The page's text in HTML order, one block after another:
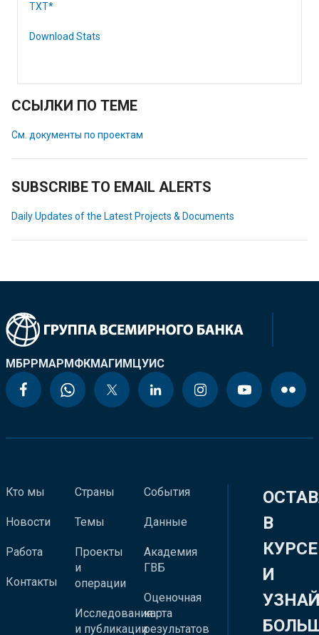
TXT*
Download Stats
ССЫЛКИ ПО ТЕМЕ
См. документы по проектам
SUBSCRIBE TO EMAIL ALERTS
Daily Updates of the Latest Projects & Documents
МБРРМАРМФКМАГИМЦУИС
Кто мы
Новости
Работа
Контакты
Страны
Темы
Проекты
и
операции
Исследования
и публикации
События
Данные
Академия
ГВБ
Оценочная
карта
результатов
В
КУРСЕ
И